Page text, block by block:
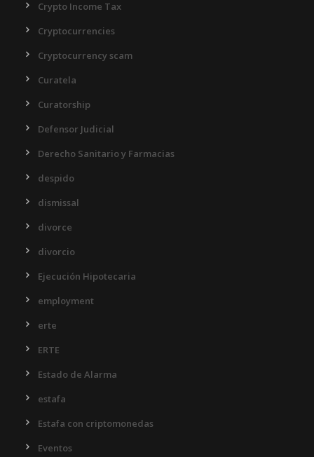
Crypto Income Tax
Cryptocurrencies
Cryptocurrency scam
Curatela
Curatorship
Defensor Judicial
Derecho Sanitario y Farmacias
despido
dismissal
divorce
divorcio
Ejecución Hipotecaria
employment
erte
ERTE
Estado de Alarma
estafa
Estafa con criptomonedas
Eventos